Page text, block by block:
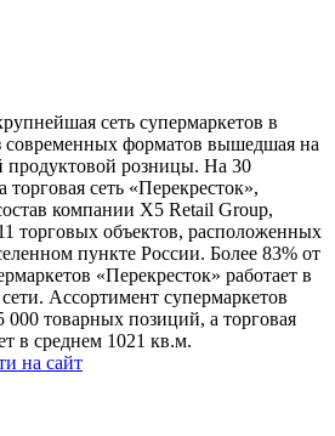
сеть супермаркетов в
современных форматов вышедшая на
продуктовой розницы. На 30
торговая сеть «Перекресток»,
компании X5 Retail Group,
торговых объектов, расположенных
пункте России. Более 83% от
«Перекресток» работает в
Ассортимент супермаркетов
000 товарных позиций, а торговая
в среднем 1021 кв.м.
на сайт